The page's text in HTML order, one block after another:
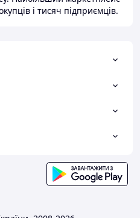
і тисяч підприємців.